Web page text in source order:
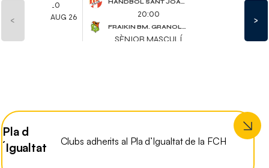
Pla d
´Igualtat
Clubs adherits al Pla d’Igualtat de la FCH